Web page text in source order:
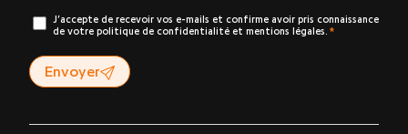
J’accepte de recevoir vos e-mails et confirme avoir pris connaissance
de votre politique de confidentialité et mentions légales.
Envoyer